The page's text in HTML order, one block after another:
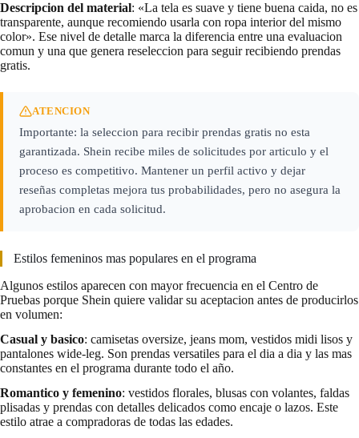
Descripcion del material: «La tela es suave y tiene buena caida, no es
transparente, aunque recomiendo usarla con ropa interior del mismo
color». Ese nivel de detalle marca la diferencia entre una evaluacion
comun y una que genera reseleccion para seguir recibiendo prendas
gratis.
ATENCION
Importante: la seleccion para recibir prendas gratis no esta
garantizada. Shein recibe miles de solicitudes por articulo y el
proceso es competitivo. Mantener un perfil activo y dejar
reseñas completas mejora tus probabilidades, pero no asegura la
aprobacion en cada solicitud.
Estilos femeninos mas populares en el programa
Algunos estilos aparecen con mayor frecuencia en el Centro de
Pruebas porque Shein quiere validar su aceptacion antes de producirlos
en volumen:
Casual y basico: camisetas oversize, jeans mom, vestidos midi lisos y
pantalones wide-leg. Son prendas versatiles para el dia a dia y las mas
constantes en el programa durante todo el año.
Romantico y femenino: vestidos florales, blusas con volantes, faldas
plisadas y prendas con detalles delicados como encaje o lazos. Este
estilo atrae a compradoras de todas las edades.